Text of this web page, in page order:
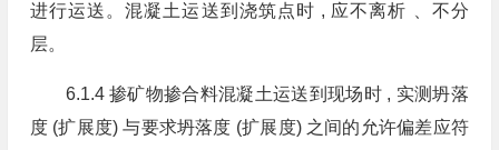
进行运送。混凝土运送到浇筑点时 , 应不离析 、不分
层。
6.1.4 掺矿物掺合料混凝土运送到现场时 , 实测坍落
度 (扩展度) 与要求坍落度 (扩展度) 之间的允许偏差应符